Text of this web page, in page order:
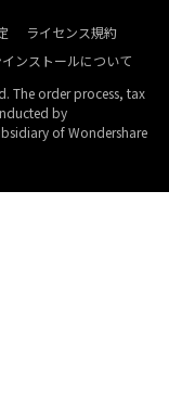
ライセンス規約
ンストールについて
The order process, tax
by
of Wondershare